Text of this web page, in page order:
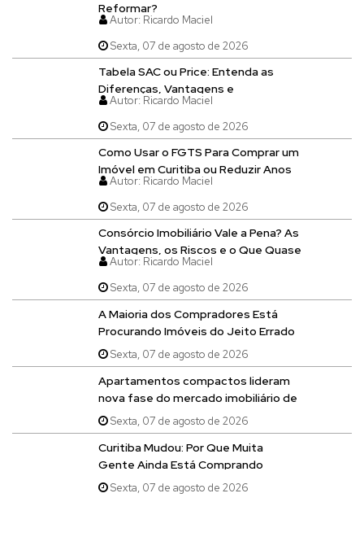
Reformar?
Autor: Ricardo Maciel
Sexta, 07 de agosto de 2026
Tabela SAC ou Price: Entenda as
Diferenças, Vantagens e
Desvantagens Antes de Financiar
um Imóvel
Autor: Ricardo Maciel
Sexta, 07 de agosto de 2026
Como Usar o FGTS Para Comprar um
Imóvel em Curitiba ou Reduzir Anos
do Seu Financiamento
Autor: Ricardo Maciel
Sexta, 07 de agosto de 2026
Consórcio Imobiliário Vale a Pena? As
Vantagens, os Riscos e o Que Quase
Ninguém Explica Antes de Você
Entrar em um Grupo
Autor: Ricardo Maciel
Sexta, 07 de agosto de 2026
A Maioria dos Compradores Está
Procurando Imóveis do Jeito Errado
E Perdendo Grandes Oportunidades
em Curitiba
Sexta, 07 de agosto de 2026
Apartamentos compactos lideram
nova fase do mercado imobiliário de
Curitiba
Sexta, 07 de agosto de 2026
Curitiba Mudou: Por Que Muita
Gente Ainda Está Comprando
Imóvel Errado em 2026
Sexta, 07 de agosto de 2026